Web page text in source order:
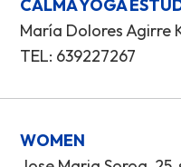
CALMA YOGA
María Dolores Agirre
TEL: 639227267
WOMEN